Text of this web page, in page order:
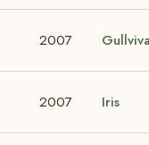
2007
2007 Iris